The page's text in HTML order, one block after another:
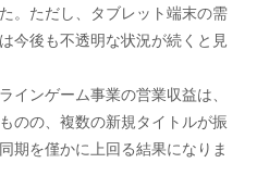
。ただし、タブレット端末の需
今後も不透明な状況が続くと見
ンゲーム事業の営業収益は、
のの、複数の新規タイトルが振
期を僅かに上回る結果になりま